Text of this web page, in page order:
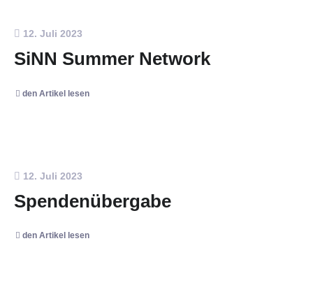
12. Juli 2023
SiNN Summer Network
den Artikel lesen
12. Juli 2023
Spendenübergabe
den Artikel lesen